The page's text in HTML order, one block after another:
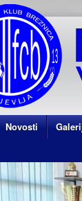
Novosti